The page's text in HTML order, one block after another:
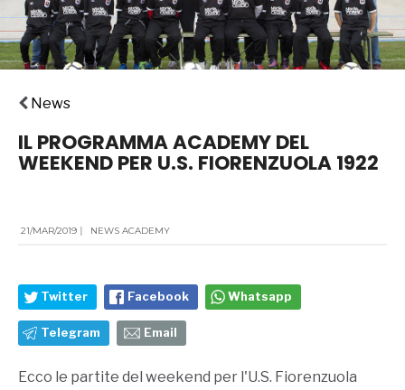
News
IL PROGRAMMA ACADEMY DEL
WEEKEND PER U.S. FIORENZUOLA 1922
21/MAR/2019 NEWS ACADEMY
Twitter Facebook Whatsapp
Telegram Email
Ecco le partite del weekend per l'U.S. Fiorenzuola